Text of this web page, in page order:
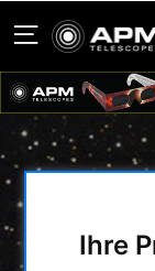
Ihre
050/40